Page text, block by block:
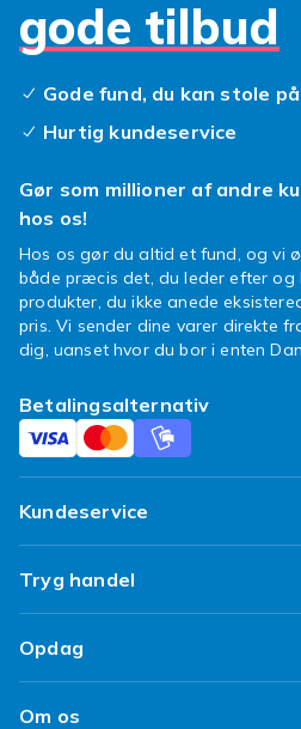
materialet, men tænk også
formen, så bliver du tilfreds!
gode tilbud
Gode fund, du kan stole på
Hurtig kundeservice
Gør som millioner af andre
hos os!
Hos os gør du altid et fund, og vi
både præcis det, du leder efter og
produkter, du ikke anede
pris. Vi sender dine varer direkte
dig, uanset hvor du bor i enten
Betalingsalternativ
Kundeservice
Ofte stillede spørgsmål
Spor min pakke
Levering
Fortryd & returner her
Tryg handel
Tilfredshedsgaranti
Kundeanmeldelser
Opdag
Top 100 fund
Om os